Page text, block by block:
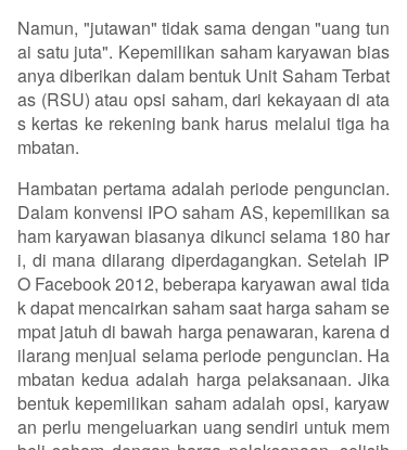
Namun, "jutawan" tidak sama dengan "uang tun
ai satu juta". Kepemilikan saham karyawan bias
anya diberikan dalam bentuk Unit Saham Terbat
as (RSU) atau opsi saham, dari kekayaan di ata
s kertas ke rekening bank harus melalui tiga ha
mbatan.
Hambatan pertama adalah periode penguncian.
Dalam konvensi IPO saham AS, kepemilikan sa
ham karyawan biasanya dikunci selama 180 har
i, di mana dilarang diperdagangkan. Setelah IP
O Facebook 2012, beberapa karyawan awal tida
k dapat mencairkan saham saat harga saham se
mpat jatuh di bawah harga penawaran, karena d
ilarang menjual selama periode penguncian. Ha
mbatan kedua adalah harga pelaksanaan. Jika
bentuk kepemilikan saham adalah opsi, karyaw
an perlu mengeluarkan uang sendiri untuk mem